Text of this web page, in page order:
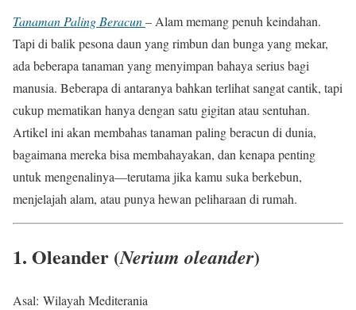
Tanaman Paling Beracun– Alam memang penuh keindahan.
Tapi di balik pesona daun yang rimbun dan bunga yang mekar,
ada beberapa tanaman yang menyimpan bahaya serius bagi
manusia. Beberapa di antaranya bahkan terlihat sangat cantik, tapi
cukup mematikan hanya dengan satu gigitan atau sentuhan.
Artikel ini akan membahas tanaman paling beracun di dunia,
bagaimana mereka bisa membahayakan, dan kenapa penting
untuk mengenalinya—terutama jika kamu suka berkebun,
menjelajah alam, atau punya hewan peliharaan di rumah.
1. Oleander (Nerium oleander)
Asal: Wilayah Mediterania